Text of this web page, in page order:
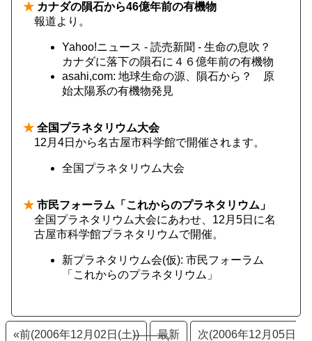
★ カナダの隕石から46億年前の有機物
報道より。
Yahoo!ニュース - 読売新聞 - 生命の息吹？
カナダに落下の隕石に４６億年前の有機物
asahi,com: 地球生命の源、隕石から？ 原
始太陽系の有機物発見
★ 全国プラネタリウム大会
12月4日から名古屋市科学館で開催されます。
全国プラネタリウム大会
★ 市民フォーラム「これからのプラネタリウム」
全国プラネタリウム大会にあわせ、12月5日に名
古屋市科学館プラネタリウムで開催。
新プラネタリウム会(仮): 市民フォーラム
「これからのプラネタリウム」
«前(2006年12月02日(土)) 最新
次(2006年12月05日